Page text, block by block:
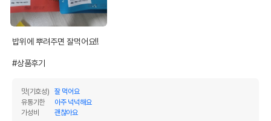
밥위에 뿌려주면 잘먹어요!!
#상품후기
맛(기호성)
잘 먹어요
유통기한
아주 넉넉해요
가성비
괜찮아요